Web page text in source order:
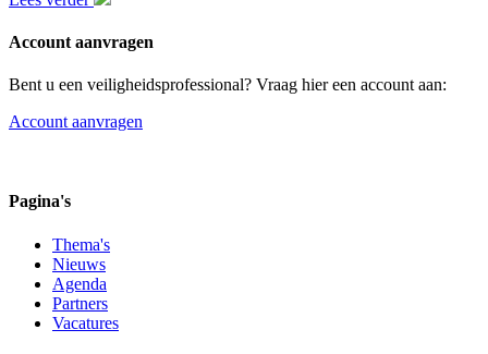
Account aanvragen
Bent u een veiligheidsprofessional? Vraag hier een account aan:
Account aanvragen
Pagina's
Thema's
Nieuws
Agenda
Partners
Vacatures